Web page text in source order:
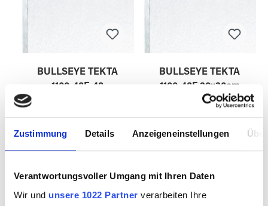
Zustimmung Details Anzeigeneinstellungen
Verantwortungsvoller Umgang mit Ihren Daten
Wir und unsere 1022 Partner verarbeiten Ihre
BULLSEYE TEKTA
1100-48F-48
BULLSEYE TEKTA
1100-48F 20x30cm